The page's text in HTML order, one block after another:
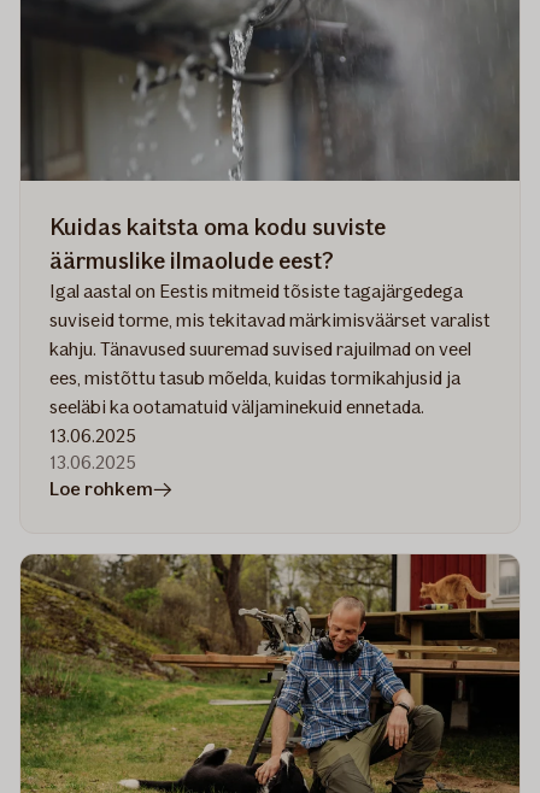
Kuidas kaitsta oma kodu suviste
äärmuslike ilmaolude eest?
Igal aastal on Eestis mitmeid tõsiste tagajärgedega
suviseid torme, mis tekitavad märkimisväärset varalist
kahju. Tänavused suuremad suvised rajuilmad on veel
ees, mistõttu tasub mõelda, kuidas tormikahjusid ja
seeläbi ka ootamatuid väljaminekuid ennetada.
13.06.2025
13.06.2025
Loe rohkemartiklis
oma
kodu
suviste
äärmuslike
ilmaolude
eest?